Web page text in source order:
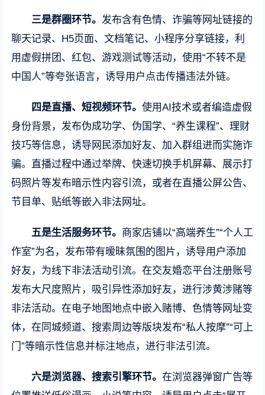
三是群圈环节。发布含有色情、诈骗等网址链接的
聊天记录、H5页面、文档笔记、小程序分享链接，利
用虚假拼团、红包、游戏测试等活动，使用“不转不是
中国人”等夸张语言，诱导用户点击传播违法外链。
四是直播、短视频环节。使用AI技术或者编造虚假
身份背景，发布伪成功学、伪国学、“养生课程”、理财
技巧等信息，诱导网民添加好友、加入群组进而实施诈
骗。直播过程中通过举牌、快速切换手机屏幕、展示打
码照片等发布暗示性内容引流，或者在直播公屏公告、
节目单、贴纸等嵌入非法网址。
五是生活服务环节。 商家店铺以“高端养生”“个人工
作室”为名，发布带有暧昧氛围的图片，诱导用户添加
好友，为线下非法活动引流。在交友婚恋平台注册账号
发布大尺度照片，吸引异性添加好友，进行涉黄涉赌等
非法活动。在电子地图地点中嵌入赌博、色情等网址变
体，在同城频道、搜索周边等版块发布“私人按摩”“可上
门”等暗示性信息并标注地点，进行非法引流。
六是浏览器、搜索引擎环节。在浏览器弹窗广告等